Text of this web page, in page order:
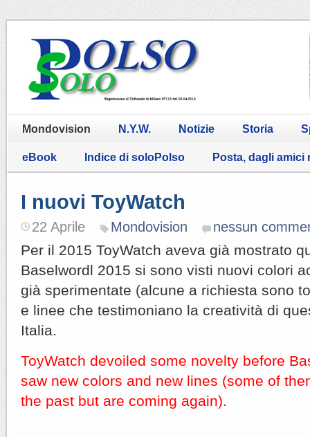
Mondovision N.Y.W. Notizie Storia
eBook Indice di soloPolso Posta, dagli amici
I nuovi ToyWatch
22 Aprile Mondovision nessun
Per il 2015 ToyWatch aveva già mostrato
Baselwordl 2015 si sono visti nuovi colori
già sperimentate (alcune a richiesta sono
e linee che testimoniano la creatività di
Italia.
ToyWatch devoiled some novelty before
saw new colors and new lines (some of
the past but are coming again).